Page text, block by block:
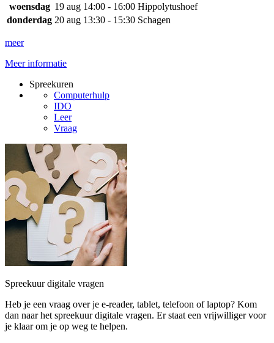
woensdag 19 aug 14:00 - 16:00 Hippolytushoef
donderdag 20 aug 13:30 - 15:30 Schagen
meer
Meer informatie
Spreekuren
Computerhulp
IDO
Leer
Vraag
Spreekuur digitale vragen
Heb je een vraag over je e-reader, tablet, telefoon of laptop? Kom
dan naar het spreekuur digitale vragen. Er staat een vrijwilliger voor
je klaar om je op weg te helpen.